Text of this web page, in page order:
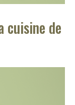
cuisine de